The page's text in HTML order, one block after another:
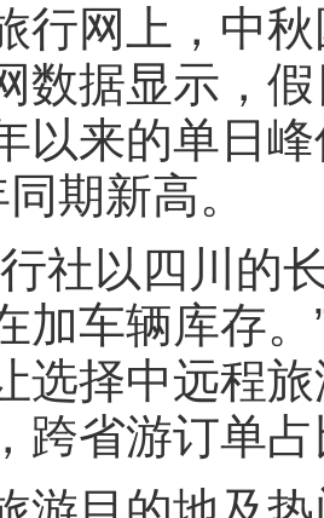
行网上，中
数据显示，
以来的单日
期新高。
社以四川的
加车辆库存
选择中远程
跨省游订单